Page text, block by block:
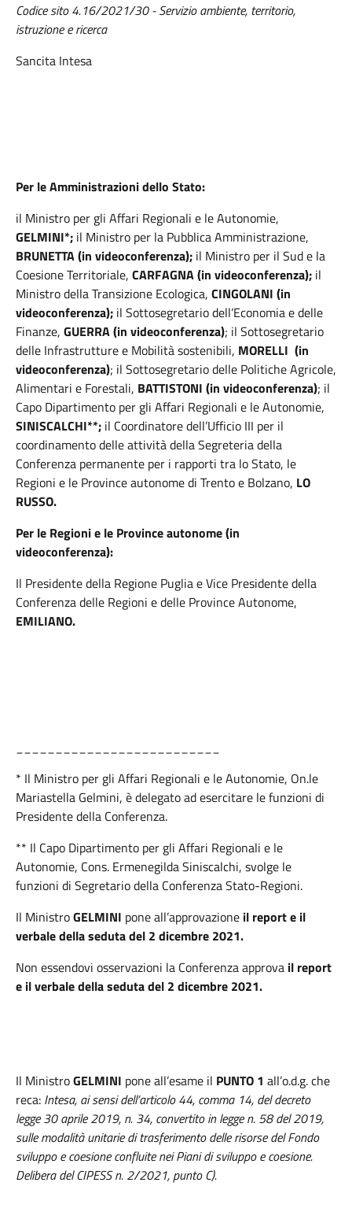
Codice sito 4.16/2021/30 - Servizio ambiente, territorio,
istruzione e ricerca
Sancita Intesa
Per le Amministrazioni dello Stato:
il Ministro per gli Affari Regionali e le Autonomie,
GELMINI*; il Ministro per la Pubblica Amministrazione,
BRUNETTA (in videoconferenza); il Ministro per il Sud e la
Coesione Territoriale, CARFAGNA (in videoconferenza); il
Ministro della Transizione Ecologica, CINGOLANI (in
videoconferenza); il Sottosegretario dell’Economia e delle
Finanze, GUERRA(in videoconferenza); il Sottosegretario
delle Infrastrutture e Mobilità sostenibili, MORELLI (in
videoconferenza); il Sottosegretario delle Politiche Agricole,
Alimentari e Forestali, BATTISTONI (in videoconferenza); il
Capo Dipartimento per gli Affari Regionali e le Autonomie,
SINISCALCHI**; il Coordinatore dell’Ufficio III per il
coordinamento delle attività della Segreteria della
Conferenza permanente per i rapporti tra lo Stato, le
Regioni e le Province autonome di Trento e Bolzano, LO
RUSSO.
Per le Regioni e le Province autonome (in
videoconferenza):
Il Presidente della Regione Puglia e Vice Presidente della
Conferenza delle Regioni e delle Province Autonome,
EMILIANO.
* Il Ministro per gli Affari Regionali e le Autonomie, On.le
Mariastella Gelmini, è delegato ad esercitare le funzioni di
Presidente della Conferenza.
** Il Capo Dipartimento per gli Affari Regionali e le
Autonomie, Cons. Ermenegilda Siniscalchi, svolge le
funzioni di Segretario della Conferenza Stato-Regioni.
Il MinistroGELMINI pone all’approvazione il report e il
verbale della seduta del 2 dicembre 2021.
Non essendovi osservazioni la Conferenza approva il report
e il verbale della seduta del 2 dicembre 2021.
Il MinistroGELMINI pone all’esame il PUNTO 1 all’o.d.g. che
reca: Intesa, ai sensi dell’articolo 44, comma 14, del decreto
legge 30 aprile 2019, n. 34, convertito in legge n. 58 del 2019,
sulle modalità unitarie di trasferimento delle risorse del Fondo
sviluppo e coesione confluite nei Piani di sviluppo e coesione.
Delibera del CIPESS n. 2/2021, punto C).